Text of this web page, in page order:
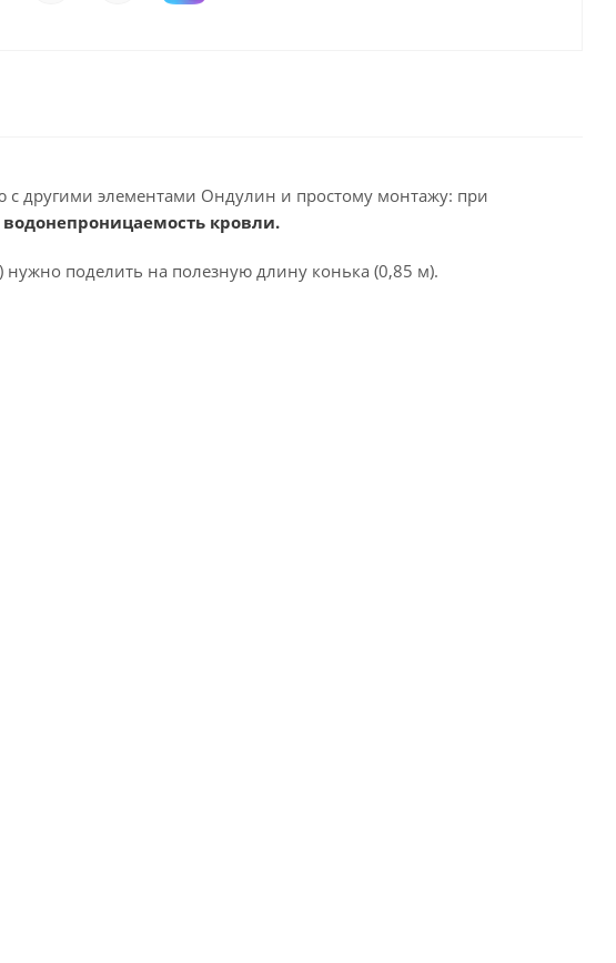
другими элементами Ондулин и простому монтажу: при
водонепроницаемость кровли.
поделить на полезную длину конька (0,85 м).